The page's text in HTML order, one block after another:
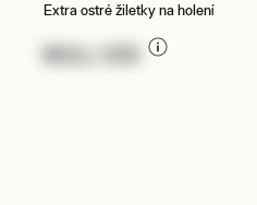
Extra ostré žiletky na holení